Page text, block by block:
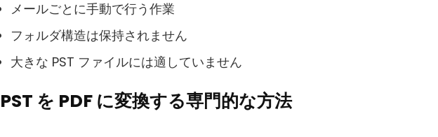
メールごとに手動で行う作業
フォルダ構造は保持されません
大きな PST ファイルには適していません
PST を PDF に変換する専門的な方法